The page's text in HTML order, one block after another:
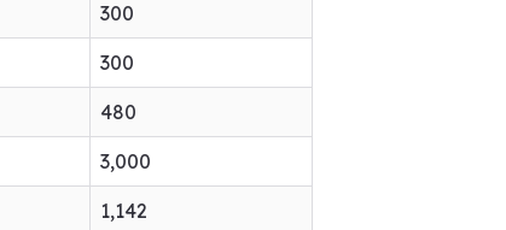
300
300
480
3,000
1,142